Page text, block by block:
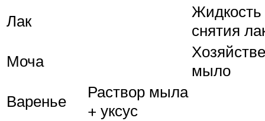
Лак
снятия
Моча
мыло
Варенье
Раствор мыла
+ уксус